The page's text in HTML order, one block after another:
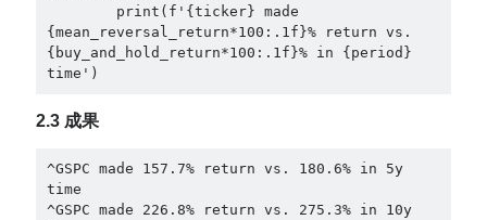
{mean_reversal_return*100:.1f}% return vs.
{buy_and_hold_return*100:.1f}% in {period}
time')
2.3 成果
^GSPC made 157.7% return vs. 180.6% in 5y
time
^GSPC made 226.8% return vs. 275.3% in 10y